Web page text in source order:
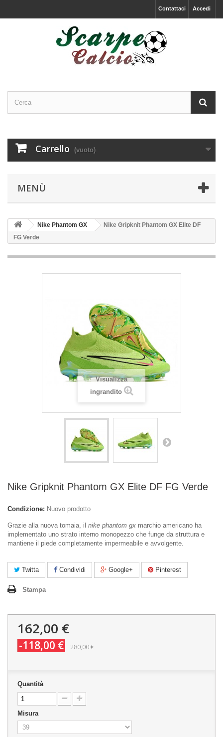
Accedi
Contattaci
Carrello (vuoto)
MENÙ
Nike Phantom GX
Nike Gripknit Phantom GX Elite DF
FG Verde
Visualizza
ingrandito
Nike Gripknit Phantom GX Elite DF FG Verde
Condizione: Nuovo prodotto
Grazie alla nuova tomaia, il nike phantom gx marchio americano ha
implementato uno strato interno monopezzo che funge da struttura e
mantiene il piede completamente impermeabile e avvolgente.
Twitta Condividi Google+ Pinterest
Stampa
162,00 €
-118,00 € 280,00 €
Quantità
Misura